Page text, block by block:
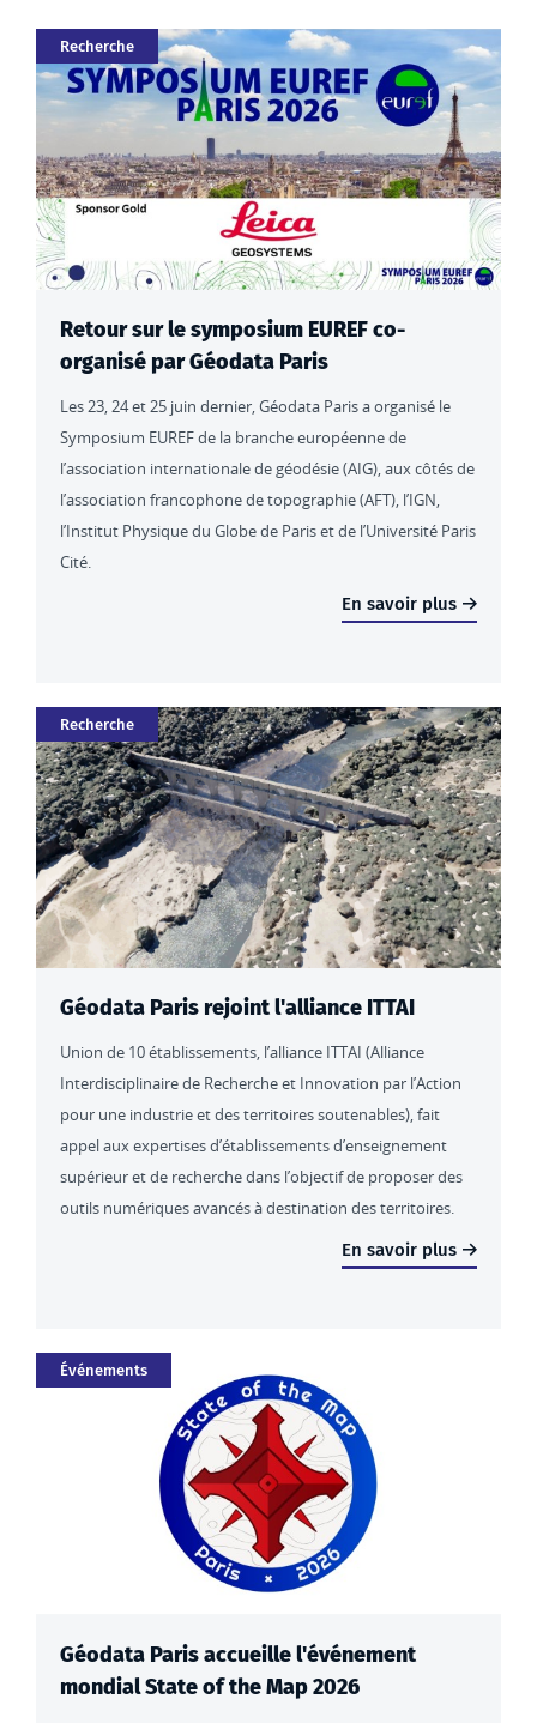
Catégorie
Recherche
Retour sur le symposium EUREF co-
organisé par Géodata Paris
Les 23, 24 et 25 juin dernier, Géodata Paris a organisé le
Symposium EUREF de la branche européenne de
l’association internationale de géodésie (AIG), aux côtés de
l’association francophone de topographie (AFT), l’IGN,
l’Institut Physique du Globe de Paris et de l’Université Paris
Cité.
En savoir plus
Catégorie
Recherche
Géodata Paris rejoint l'alliance ITTAI
Union de 10 établissements, l’alliance ITTAI (Alliance
Interdisciplinaire de Recherche et Innovation par l’Action
pour une industrie et des territoires soutenables), fait
appel aux expertises d’établissements d’enseignement
supérieur et de recherche dans l’objectif de proposer des
outils numériques avancés à destination des territoires.
En savoir plus
Catégorie
Événements
Géodata Paris accueille l'événement
mondial State of the Map 2026